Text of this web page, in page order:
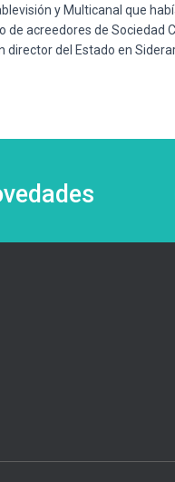
y Multicanal que
de acreedores de Sociedad
director del Estado en